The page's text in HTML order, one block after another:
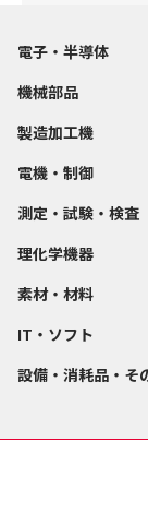
電子・半導体
機械部品
製造加工機
電機・制御
測定・試験・検査
理化学機器
素材・材料
IT・ソフト
設備・消耗品・そ